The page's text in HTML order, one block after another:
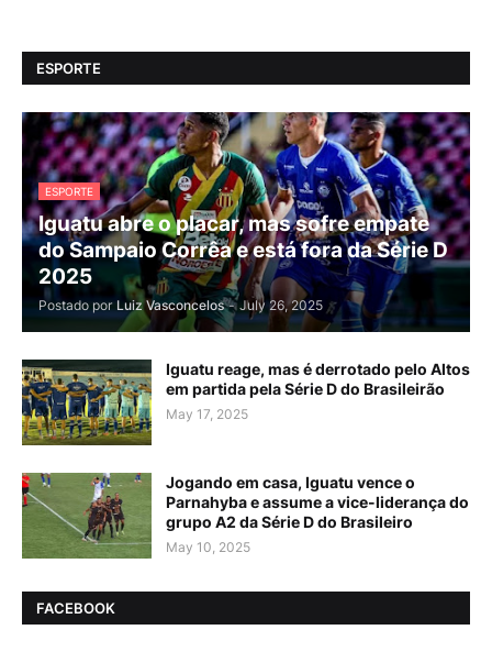
ESPORTE
ESPORTE
Iguatu abre o placar, mas sofre empate
do Sampaio Corrêa e está fora da Série D
2025
Postado por Luiz Vasconcelos - July 26, 2025
Iguatu reage, mas é derrotado pelo Altos
em partida pela Série D do Brasileirão
May 17, 2025
Jogando em casa, Iguatu vence o
Parnahyba e assume a vice-liderança do
grupo A2 da Série D do Brasileiro
May 10, 2025
FACEBOOK